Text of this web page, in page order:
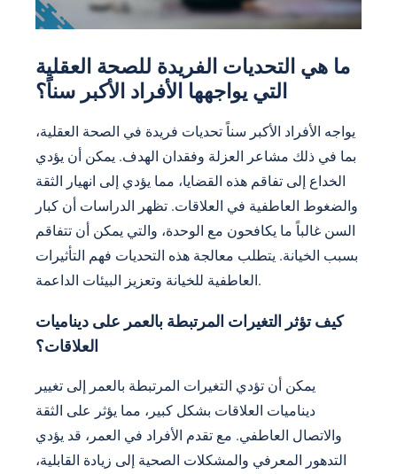
ما هي التحديات الفريدة للصحة العقلية
التي يواجهها الأفراد الأكبر سناً؟
يواجه الأفراد الأكبر سناً تحديات فريدة في الصحة العقلية،
بما في ذلك مشاعر العزلة وفقدان الهدف. يمكن أن يؤدي
الخداع إلى تفاقم هذه القضايا، مما يؤدي إلى انهيار الثقة
والضغوط العاطفية في العلاقات. تظهر الدراسات أن كبار
السن غالباً ما يكافحون مع الوحدة، والتي يمكن أن تتفاقم
بسبب الخيانة. يتطلب معالجة هذه التحديات فهم التأثيرات
العاطفية للخيانة وتعزيز البيئات الداعمة.
كيف تؤثر التغيرات المرتبطة بالعمر على ديناميات
العلاقات؟
يمكن أن تؤدي التغيرات المرتبطة بالعمر إلى تغيير
ديناميات العلاقات بشكل كبير، مما يؤثر على الثقة
والاتصال العاطفي. مع تقدم الأفراد في العمر، قد يؤدي
التدهور المعرفي والمشكلات الصحية إلى زيادة القابلية،